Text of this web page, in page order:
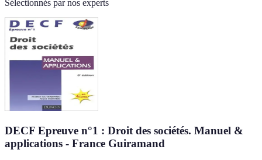
Sélectionnés par nos experts
DECF Epreuve n°1 : Droit des sociétés. Manuel &
applications - France Guiramand